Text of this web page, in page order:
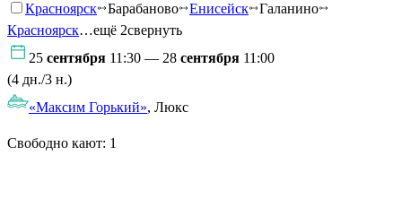
Красноярск Барабаново Енисейск
Галанино
Красноярск…ещё 2свернуть
25 сентября 11:30 — 28 сентября 11:00
(4 дн./3 н.)
«Максим Горький», Люкс
Свободно кают: 1